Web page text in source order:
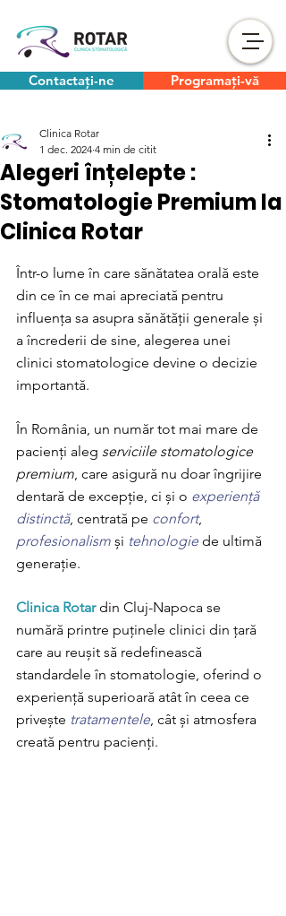
Contactați-ne Programați-vă
Alegeri înțelepte :
Stomatologie Premium la
Clinica Rotar
Clinica Rotar
1 dec. 2024 4 min de citit
Într-o lume în care sănătatea orală este
din ce în ce mai apreciată pentru
influența sa asupra sănătății generale și
a încrederii de sine, alegerea unei
clinici stomatologice devine o decizie
importantă.
În România, un număr tot mai mare de
pacienți aleg serviciile stomatologice
premium, care asigură nu doar îngrijire
dentară de excepție, ci și o experiență
distinctă, centrată pe confort,
profesionalism și tehnologie de ultimă
generație.
Clinica Rotar din Cluj-Napoca se
numără printre puținele clinici din țară
care au reușit să redefinească
standardele în stomatologie, oferind o
experiență superioară atât în ceea ce
privește tratamentele, cât și atmosfera
creată pentru pacienți.